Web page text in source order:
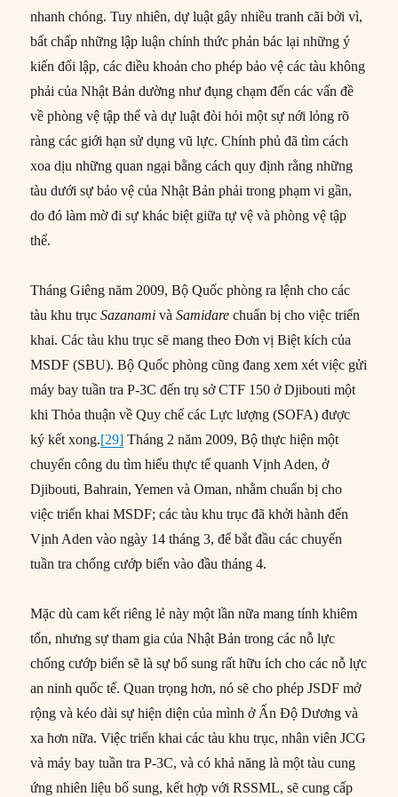
nhanh chóng. Tuy nhiên, dự luật gây nhiều tranh cãi bởi vì,
bất chấp những lập luận chính thức phản bác lại những ý
kiến đối lập, các điều khoản cho phép bảo vệ các tàu không
phải của Nhật Bản dường như đụng chạm đến các vấn đề
về phòng vệ tập thể và dự luật đòi hỏi một sự nới lỏng rõ
ràng các giới hạn sử dụng vũ lực. Chính phủ đã tìm cách
xoa dịu những quan ngại bằng cách quy định rằng những
tàu dưới sự bảo vệ của Nhật Bản phải trong phạm vi gần,
do đó làm mờ đi sự khác biệt giữa tự vệ và phòng vệ tập
thể.
Tháng Giêng năm 2009, Bộ Quốc phòng ra lệnh cho các
tàu khu trụcSazanami vàSamidare chuẩn bị cho việc triển
khai. Các tàu khu trục sẽ mang theo Đơn vị Biệt kích của
MSDF (SBU). Bộ Quốc phòng cũng đang xem xét việc gửi
máy bay tuần tra P-3C đến trụ sở CTF 150 ở Djibouti một
khi Thỏa thuận về Quy chế các Lực lượng (SOFA) được
ký kết xong.[29] Tháng 2 năm 2009, Bộ thực hiện một
chuyến công du tìm hiểu thực tế quanh Vịnh Aden, ở
Djibouti, Bahrain, Yemen và Oman, nhằm chuẩn bị cho
việc triển khai MSDF; các tàu khu trục đã khởi hành đến
Vịnh Aden vào ngày 14 tháng 3, để bắt đầu các chuyến
tuần tra chống cướp biển vào đầu tháng 4.
Mặc dù cam kết riêng lẻ này một lần nữa mang tính khiêm
tốn, nhưng sự tham gia của Nhật Bản trong các nỗ lực
chống cướp biển sẽ là sự bổ sung rất hữu ích cho các nỗ lực
an ninh quốc tế. Quan trọng hơn, nó sẽ cho phép JSDF mở
rộng và kéo dài sự hiện diện của mình ở Ấn Độ Dương và
xa hơn nữa. Việc triển khai các tàu khu trục, nhân viên JCG
và máy bay tuần tra P-3C, và có khả năng là một tàu cung
ứng nhiên liệu bổ sung, kết hợp với RSSML, sẽ cung cấp